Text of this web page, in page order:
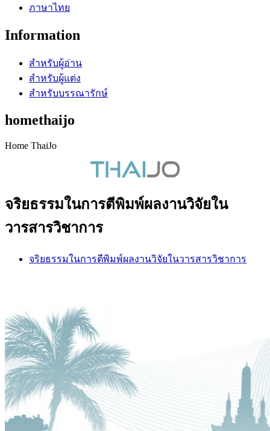
ภาษาไทย
Information
สำหรับผู้อ่าน
สำหรับผู้แต่ง
สำหรับบรรณารักษ์
homethaijo
Home ThaiJo
จริยธรรมในการตีพิมพ์ผลงานวิจัยใน
วารสารวิชาการ
จริยธรรมในการตีพิมพ์ผลงานวิจัยในวารสารวิชาการ